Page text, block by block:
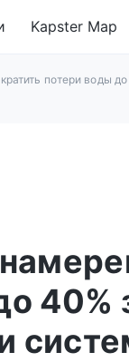
Kapster Map
потери воды
40%